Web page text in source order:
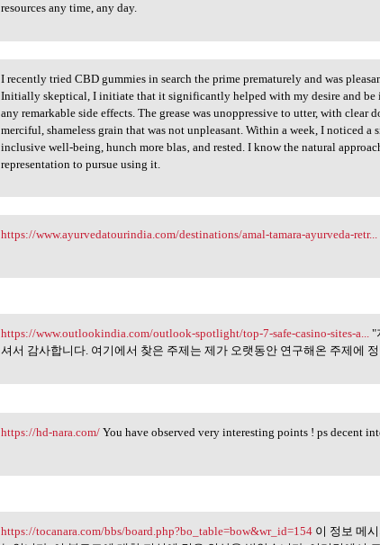
resources any time, any day.
I recently tried CBD gummies
I recently tried CBD gummies in search the prime prematurely and was
Initially skeptical, I initiate that it significantly helped with my desire and be
any remarkable side effects. The grease was unoppressive to utter, with clear
merciful, shameless grain that was not unpleasant. Within a week, I noticed a
inclusive well-being, hunch more blas‚ and rested. I know the natural
representation to pursue using it.
https://www.ayurvedatourindia
https://www.ayurvedatourindia.com/destinations/amal-tamara-ayurveda-retr...
https://www.outlookindia.com
https://www.outlookindia.com/outlook-spotlight/top-7-safe-casino-sites-a... "
셔서 감사합니다. 여기에서 찾은 주제는 제가 오랫동안 연구해온 주제에
https://hd-nara.com/ You have
https://hd-nara.com/ You have observed very interesting points ! ps decent
https://tocanara.com/bbs/board.php?bo_table=bow&wr_id=154 이 정보 메